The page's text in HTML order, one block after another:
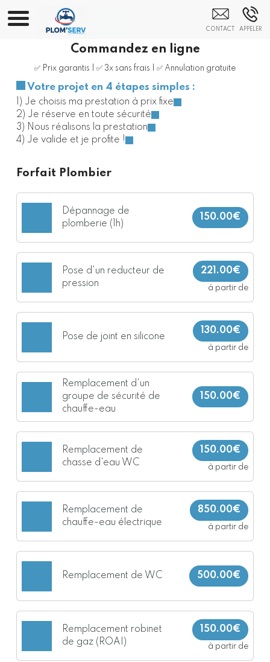
Fontainebleau Le Raincy Saint-Denis
Commandez en ligne
✅ Prix garantis | ✅ 3x sans frais | ✅ Annulation gratuite
Votre projet en 4 étapes simples :
1) Je choisis ma prestation à prix fixe
2) Je réserve en toute sécurité
3) Nous réalisons la prestation
4) Je valide et je profite !
Forfait Plombier
Dépannage de
plomberie (1h)
150.00€
Pose d'un reducteur de
pression
221.00€
à partir de
Pose de joint en silicone
130.00€
à partir de
Remplacement d'un
groupe de sécurité de
chauffe-eau
150.00€
Remplacement de
chasse d'eau WC
150.00€
à partir de
Remplacement de
chauffe-eau électrique
850.00€
à partir de
Remplacement de WC 500.00€
Remplacement robinet
de gaz (ROAI)
150.00€
à partir de